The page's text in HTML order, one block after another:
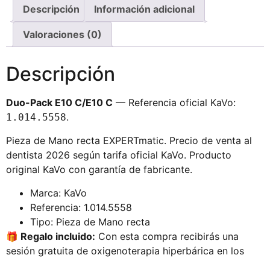
Descripción Información adicional
Valoraciones (0)
Descripción
Duo-Pack E10 C/E10 C — Referencia oficial KaVo:
1.014.5558.
Pieza de Mano recta EXPERTmatic. Precio de venta al
dentista 2026 según tarifa oficial KaVo. Producto
original KaVo con garantía de fabricante.
Marca: KaVo
Referencia: 1.014.5558
Tipo: Pieza de Mano recta
🎁 Regalo incluido: Con esta compra recibirás una
sesión gratuita de oxigenoterapia hiperbárica en los